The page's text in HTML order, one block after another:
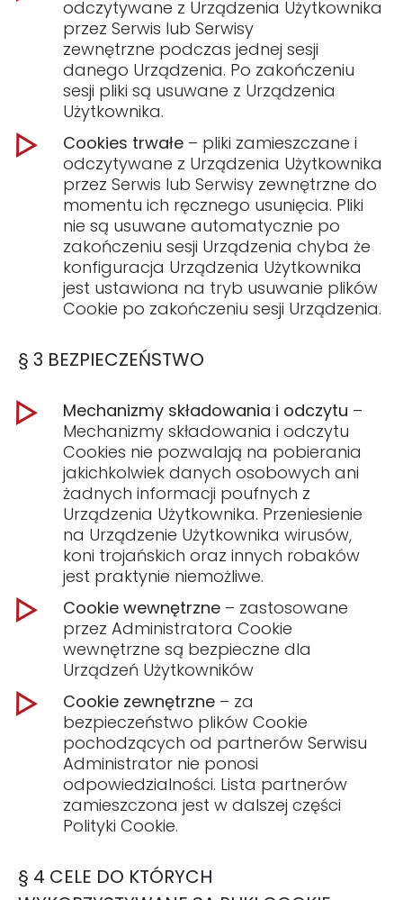
odczytywane z Urządzenia Użytkownika
przez Serwis lub Serwisy
zewnętrzne podczas jednej sesji
danego Urządzenia. Po zakończeniu
sesji pliki są usuwane z Urządzenia
Użytkownika.
Cookies trwałe – pliki zamieszczane i
odczytywane z Urządzenia Użytkownika
przez Serwis lub Serwisy zewnętrzne do
momentu ich ręcznego usunięcia. Pliki
nie są usuwane automatycznie po
zakończeniu sesji Urządzenia chyba że
konfiguracja Urządzenia Użytkownika
jest ustawiona na tryb usuwanie plików
Cookie po zakończeniu sesji Urządzenia.
§ 3 BEZPIECZEŃSTWO
Mechanizmy składowania i odczytu –
Mechanizmy składowania i odczytu
Cookies nie pozwalają na pobierania
jakichkolwiek danych osobowych ani
żadnych informacji poufnych z
Urządzenia Użytkownika. Przeniesienie
na Urządzenie Użytkownika wirusów,
koni trojańskich oraz innych robaków
jest praktynie niemożliwe.
Cookie wewnętrzne – zastosowane
przez Administratora Cookie
wewnętrzne są bezpieczne dla
Urządzeń Użytkowników
Cookie zewnętrzne – za
bezpieczeństwo plików Cookie
pochodzących od partnerów Serwisu
Administrator nie ponosi
odpowiedzialności. Lista partnerów
zamieszczona jest w dalszej części
Polityki Cookie.
§ 4 CELE DO KTÓRYCH